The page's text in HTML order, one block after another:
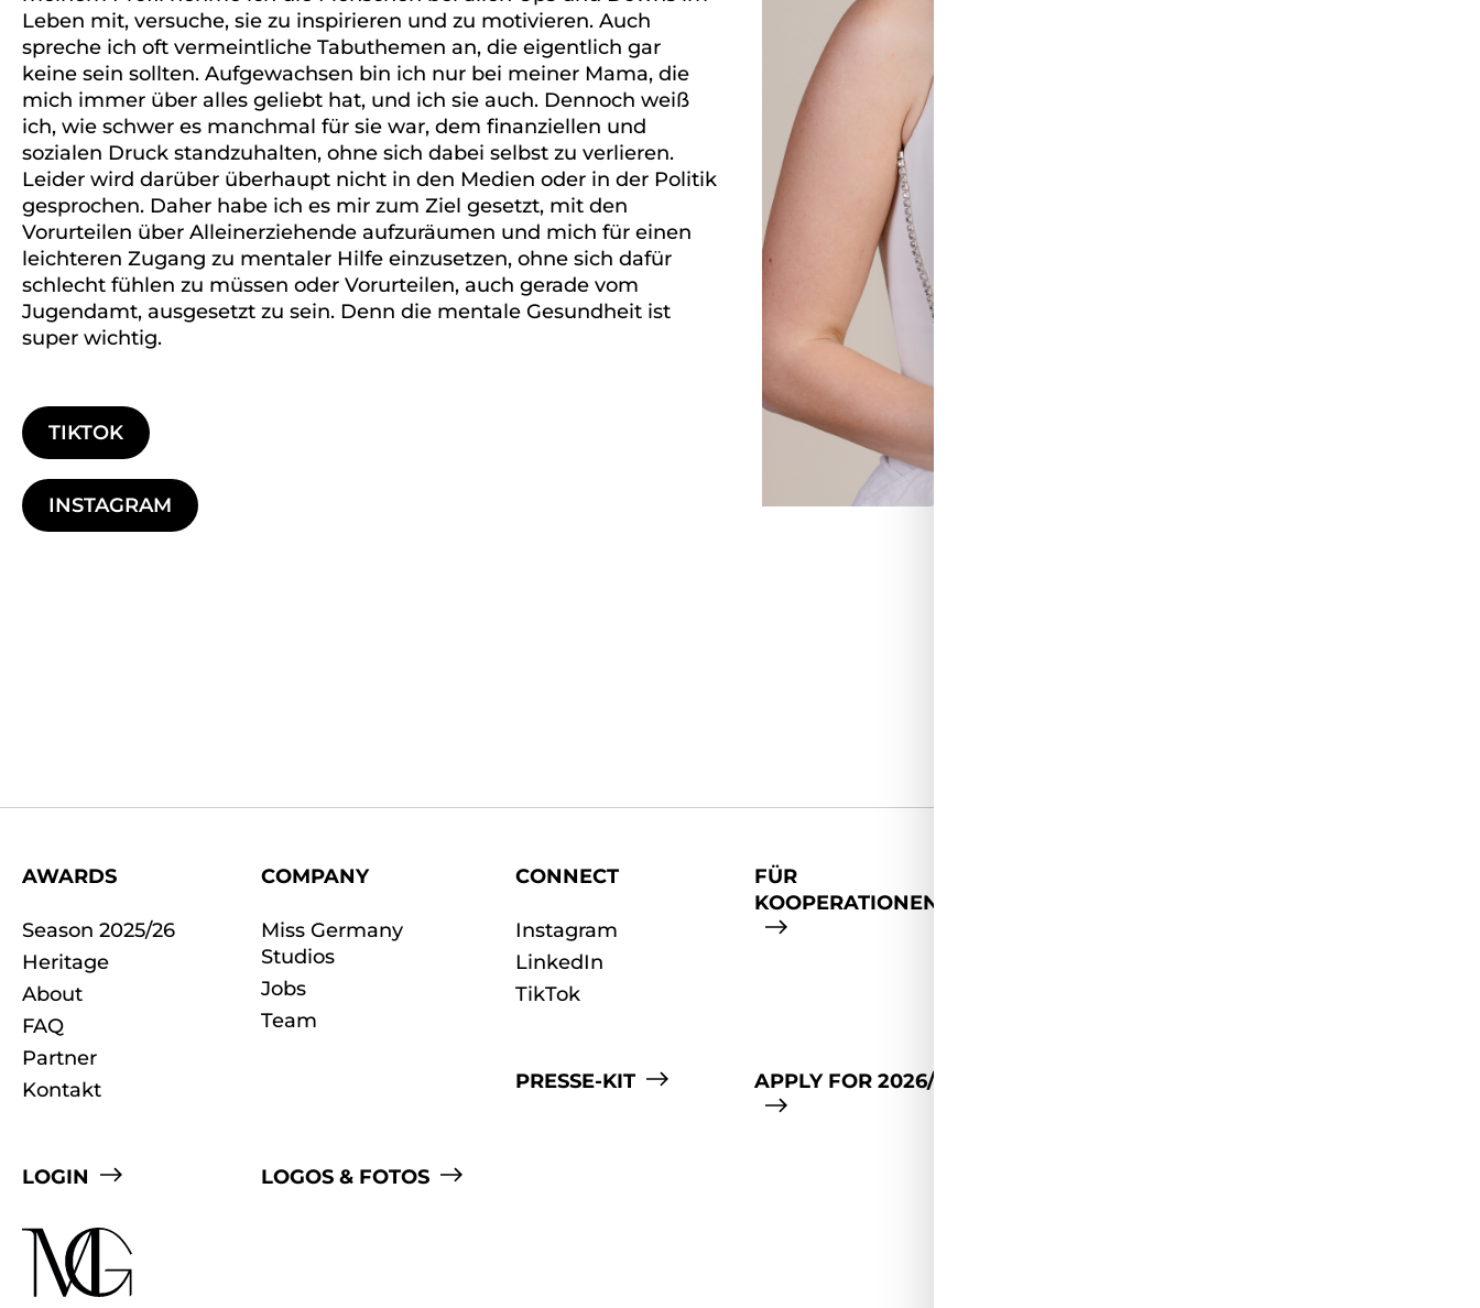
Leben mit, versuche, sie zu inspirieren und zu motivieren. Auch
spreche ich oft vermeintliche Tabuthemen an, die eigentlich gar
keine sein sollten. Aufgewachsen bin ich nur bei meiner Mama, die
mich immer über alles geliebt hat, und ich sie auch. Dennoch weiß
ich, wie schwer es manchmal für sie war, dem finanziellen und
sozialen Druck standzuhalten, ohne sich dabei selbst zu verlieren.
Leider wird darüber überhaupt nicht in den Medien oder in der Politik
gesprochen. Daher habe ich es mir zum Ziel gesetzt, mit den
Vorurteilen über Alleinerziehende aufzuräumen und mich für einen
leichteren Zugang zu mentaler Hilfe einzusetzen, ohne sich dafür
schlecht fühlen zu müssen oder Vorurteilen, auch gerade vom
Jugendamt, ausgesetzt zu sein. Denn die mentale Gesundheit ist
super wichtig.
TIKTOK
INSTAGRAM
AWARDS
Season 2025/26
Heritage
About
FAQ
Partner
Kontakt
COMPANY
Miss Germany
Studios
Jobs
Team
LOGIN LOGOS & FOTOS
CONNECT
Instagram
LinkedIn
TikTok
FÜR
KOOPERATIONEN
PRESSE-KIT APPLY FOR 2026/27